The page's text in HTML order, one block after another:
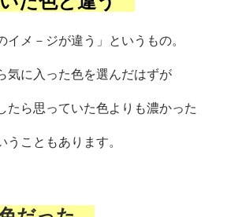
イメ－ジが違う」というもの。
気に入った色を選んだはずが
たら思っていた色よりも濃かった
こともあります。